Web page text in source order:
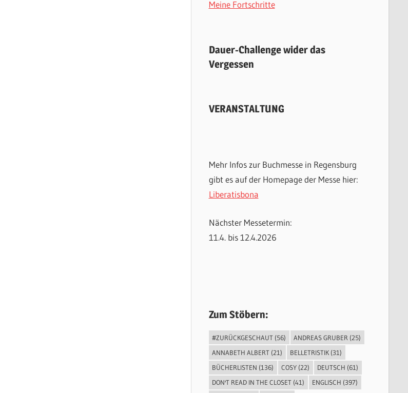
Meine Fortschritte
Dauer-Challenge wider das
Vergessen
VERANSTALTUNG
Mehr Infos zur Buchmesse in Regensburg
gibt es auf der Homepage der Messe hier:
Liberatisbona
Nächster Messetermin:
11.4. bis 12.4.2026
Zum Stöbern:
#ZURÜCKGESCHAUT (56) ANDREAS GRUBER (25)
ANNABETH ALBERT (21) BELLETRISTIK (31)
BÜCHERLISTEN (136) COSY (22) DEUTSCH (61)
DON'T READ IN THE CLOSET (41) ENGLISCH (397)